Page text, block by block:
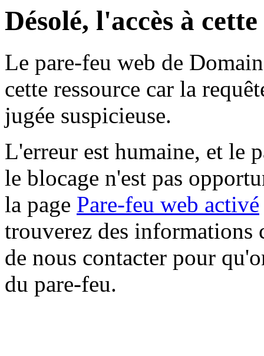
Désolé, l'accès à
Le pare-feu web de
cette ressource car la
jugée suspicieuse.
L'erreur est humaine, et le
le blocage n'est pas
la page Pare-feu web activé
trouverez des informations
de nous contacter pour
du pare-feu.